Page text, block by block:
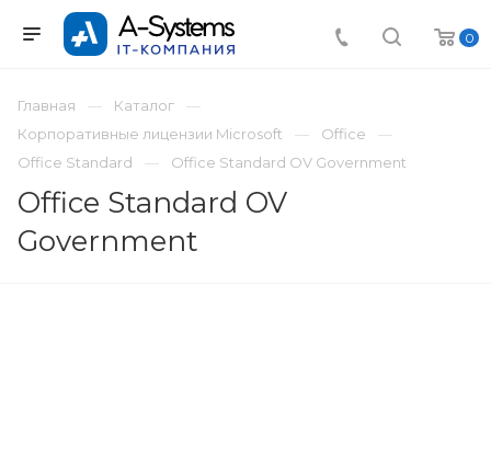
0
Главная
Каталог
Корпоративные лицензии Microsoft
Office
Office Standard
Office Standard OV Government
Office Standard OV
Government